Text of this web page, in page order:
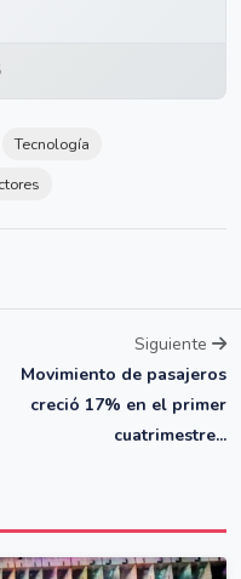
Tecnología
Siguiente
Movimiento de pasajeros
creció 17% en el primer
cuatrimestre...